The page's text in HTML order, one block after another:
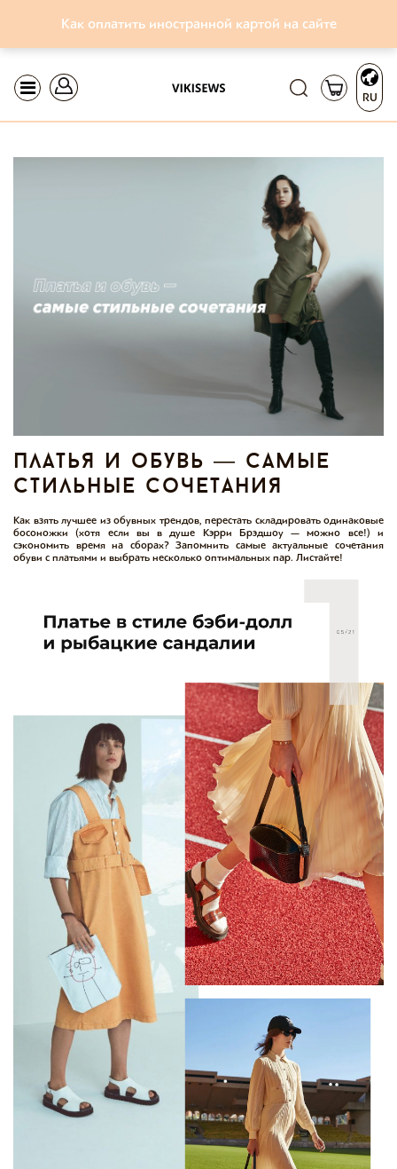
Как оплатить иностранной картой на сайте
RU
платья и обувь — самые
стильные сочетания
Как взять лучшее из обувных трендов, перестать складировать одинаковые
босоножки (хотя если вы в душе Кэрри Брэдшоу — можно все!) и
сэкономить время на сборах? Запомнить самые актуальные сочетания
обуви с платьями и выбрать несколько оптимальных пар. Листайте!